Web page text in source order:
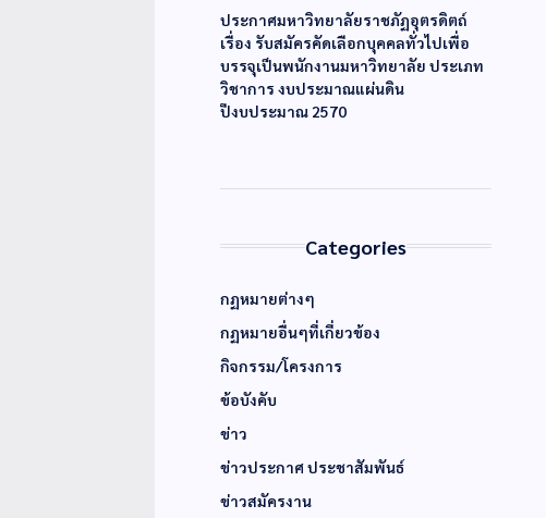
ประกาศมหาวิทยาลัยราชภัฏอุตรดิตถ์
เรื่อง รับสมัครคัดเลือกบุคคลทั่วไปเพื่อ
บรรจุเป็นพนักงานมหาวิทยาลัย ประเภท
วิชาการ งบประมาณแผ่นดิน
ปีงบประมาณ 2570
Categories
กฏหมายต่างๆ
กฏหมายอื่นๆที่เกี่ยวข้อง
กิจกรรม/โครงการ
ข้อบังคับ
ข่าว
ข่าวประกาศ ประชาสัมพันธ์
ข่าวสมัครงาน